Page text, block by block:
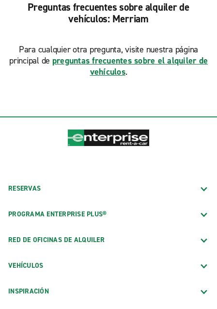
Preguntas frecuentes sobre alquiler de
vehículos: Merriam
Para cualquier otra pregunta, visite nuestra página
principal de preguntas frecuentes sobre el alquiler de
vehículos.
RESERVAS
PROGRAMA ENTERPRISE PLUS®
RED DE OFICINAS DE ALQUILER
VEHÍCULOS
INSPIRACIÓN